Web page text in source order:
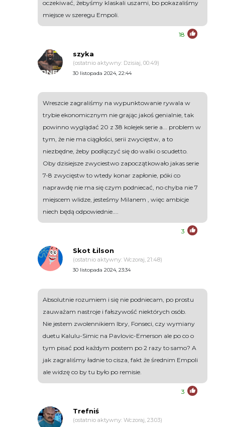
oczekiwać, żebyśmy klaskali uszami, bo pokazaliśmy
miejsce w szeregu Empoli.
18
szyka
(ostatnio aktywny: Dzisiaj, 00:49)
30 listopada 2024, 22:44
Wreszcie zagraliśmy na wypunktowanie rywala w
trybie ekonomicznym nie grając jakoś genialnie, tak
powinno wyglądać 20 z 38 kolejek serie a... problem w
tym, że nie ma ciągłości, serii zwycięstw, a to
niezbędne, żeby podłączyć się do walki o scudetto.
Oby dzisiejsze zwyciestwo zapoczątkowało jakas serie
7-8 zwycięstw to wtedy konar zapłonie, póki co
naprawdę nie ma się czym podniecać, no chyba nie 7
miejscem wlidze, jesteśmy Milanem , więc ambicje
niech będą odpowiednie....
3
Skot Łilson
(ostatnio aktywny: Wczoraj, 21:48)
30 listopada 2024, 23:34
Absolutnie rozumiem i się nie podniecam, po prostu
zauważam nastroje i fałszywość niektórych osób.
Nie jestem zwolennikiem Ibry, Fonseci, czy wymiany
duetu Kalulu-Simic na Pavlovic-Emerson ale po co o
tym pisać pod każdym postem po 2 razy to samo? A
jak zagraliśmy ładnie to cisza, fakt że średnim Empoli
ale widzę co by tu było po remisie.
3
Trefniś
(ostatnio aktywny: Wczoraj, 23:03)